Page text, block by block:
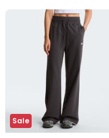
Sale